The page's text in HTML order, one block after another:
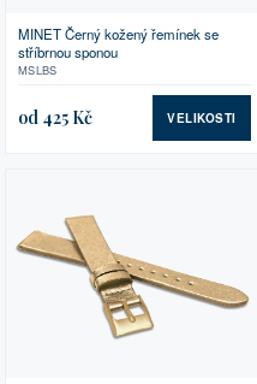
MINET Černý kožený řemínek se
stříbrnou sponou
MSLBS
od 425 Kč VELIKOSTI